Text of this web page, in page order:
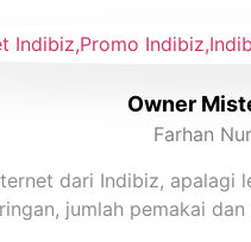
Owner
Farhan
dari Indibiz,
jumlah pemakai